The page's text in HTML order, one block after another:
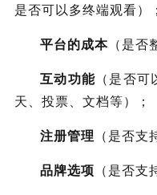
是否可以多终端观看）；
平台的成本 （是否
互动功能 （是否
天、投票、文档等）；
注册管理 （是否
品牌选项 （是否